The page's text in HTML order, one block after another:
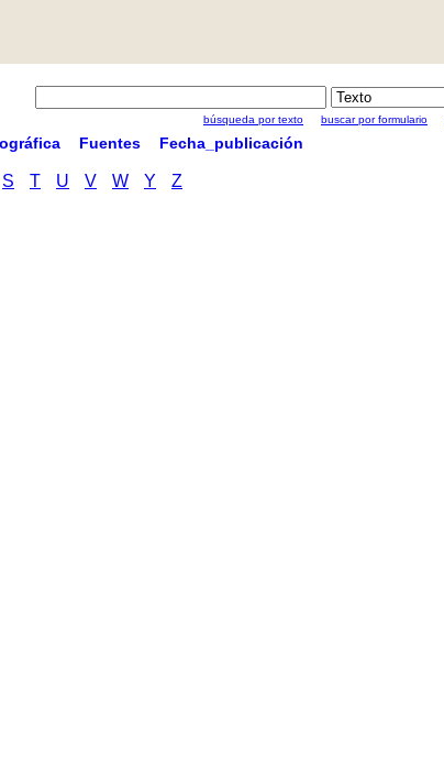
búsqueda por texto buscar por formulario
Fuentes Fecha_publicación
S T U V W Y
Z